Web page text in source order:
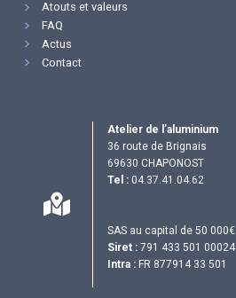
Atouts et valeurs
FAQ
Actus
Contact
Atelier de l’aluminium
36 route de Brignais
69630 CHAPONOST
Tel : 04.37.41.04.62
SAS au capital de 50 000€
Siret : 791 433 501 00024
Intra : FR 877914 33 501